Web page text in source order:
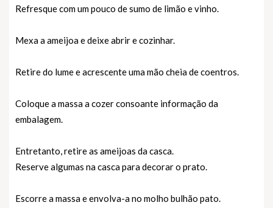
Refresque com um pouco de sumo de limão e vinho.
Mexa a ameijoa e deixe abrir e cozinhar.
Retire do lume e acrescente uma mão cheia de coentros.
Coloque a massa a cozer consoante informação da
embalagem.
Entretanto, retire as ameijoas da casca.
Reserve algumas na casca para decorar o prato.
Escorre a massa e envolva-a no molho bulhão pato.